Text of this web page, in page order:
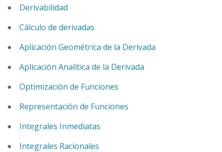
Derivabilidad
Cálculo de derivadas
Aplicación Geométrica de la Derivada
Aplicación Analítica de la Derivada
Optimización de Funciones
Representación de Funciones
Integrales Inmediatas
Integrales Racionales